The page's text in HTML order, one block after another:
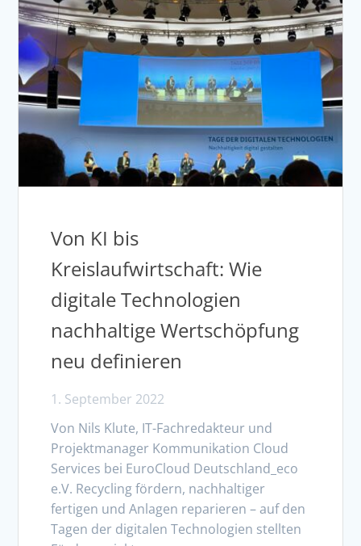
Von KI bis
Kreislaufwirtschaft: Wie
digitale Technologien
nachhaltige Wertschöpfung
neu definieren
1. September 2022
Von Nils Klute, IT-Fachredakteur und
Projektmanager Kommunikation Cloud
Services bei EuroCloud Deutschland_eco
e.V. Recycling fördern, nachhaltiger
fertigen und Anlagen reparieren – auf den
Tagen der digitalen Technologien stellten